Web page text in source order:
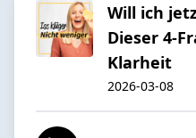
Will ich
Dieser 4-
Klarheit
2026-03-08